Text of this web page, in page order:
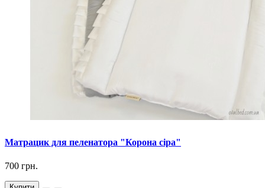
Матрацик для пеленатора "Корона сіра"
700 грн.